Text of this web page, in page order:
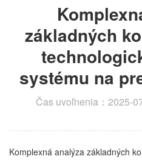
TECHNOLOGICKÝCH VÝHOD
PRÁŠKU
základných
systému na
Čas uvoľnenia：
Komplexná analýza základných